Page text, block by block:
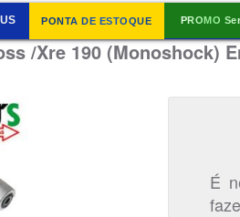
PONTA DE ESTOQUE PROMO
/Xre 190 (Monoshock)
É